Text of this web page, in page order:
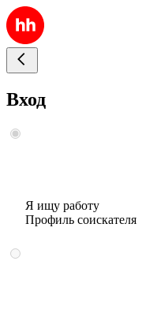
Вход
Я ищу работу
Профиль соискателя